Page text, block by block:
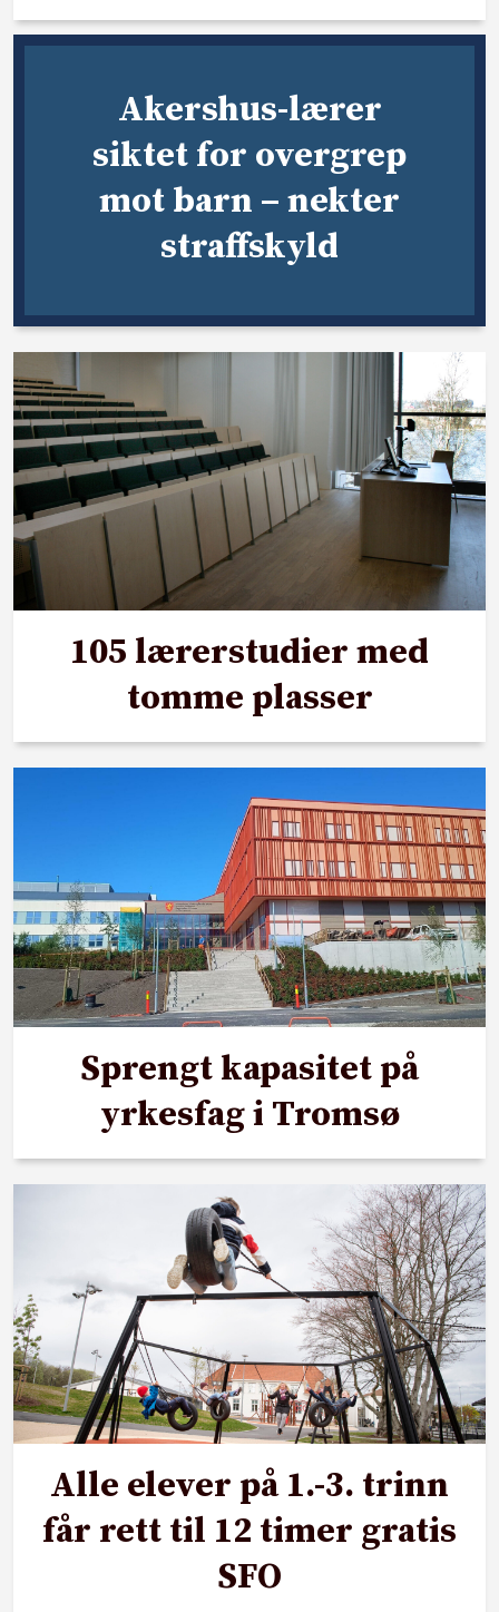
Akershus-lærer
siktet for overgrep
mot barn – nekter
straffskyld
105 lærerstudier med
tomme plasser
Sprengt kapasitet på
yrkesfag i Tromsø
Alle elever på 1.-3. trinn
får rett til 12 timer gratis
SFO